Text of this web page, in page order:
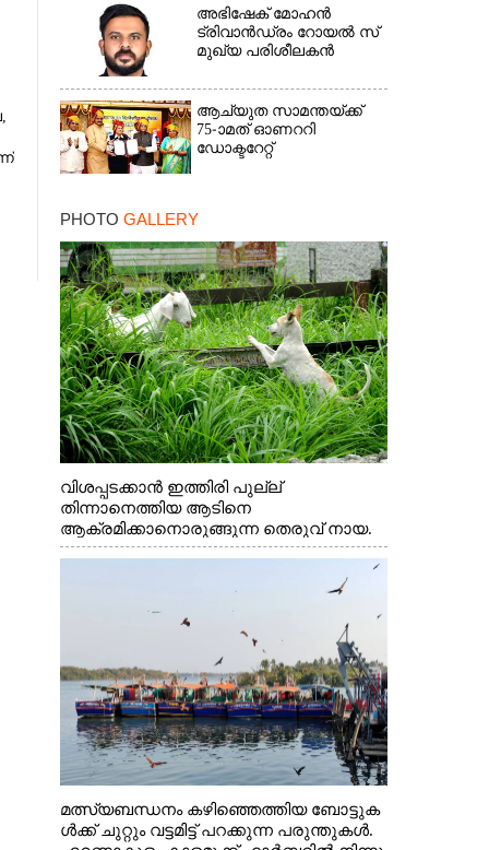
കനത്ത തിരിച്ചടി
അഭിഷേക് മോഹൻ
ട്രിവാൻഡ്രം റോയൽ സ്
മുഖ്യ പരിശീലകൻ
ആച്യുത സാമന്തയ്ക്ക്
75-ാമത് ഓണററി
ഡോക്ടറേറ്റ്
PHOTO GALLERY
വിശപ്പടക്കാൻ ഇത്തിരി പുല്ല്
തിന്നാനെത്തിയ ആടിനെ
ആക്രമിക്കാനൊരുങ്ങുന്ന തെരുവ് നായ.
എറണാകുളം വാത്തുരുത്തിയിൽ നിന്നുള്ള
മത്സ്യബന്ധനം കഴിഞ്ഞെത്തിയ ബോട്ടുക
ൾക്ക് ചുറ്റും വട്ടമിട്ട് പറക്കുന്ന പരുന്തുകൾ.